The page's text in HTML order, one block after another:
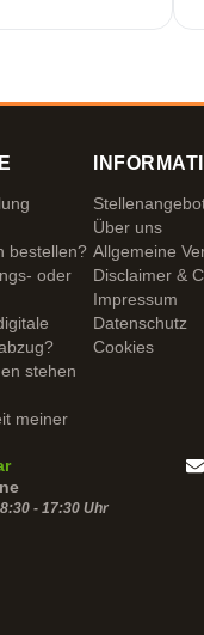
bestellen?
oder
stehen
meiner
Über uns
Allgemeine
Disclaimer &
Impressum
Datenschutz
Cookies
- 17:30 Uhr